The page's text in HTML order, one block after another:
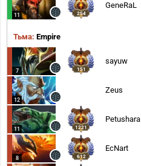
11 254
GeneRaL
Тьма: Empire
7 151
sayuw
12
Zeus
11 1221
Petushara
8 612
EcNart